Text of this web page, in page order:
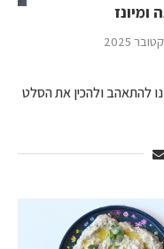
להתאהב ולהכין את הסלט